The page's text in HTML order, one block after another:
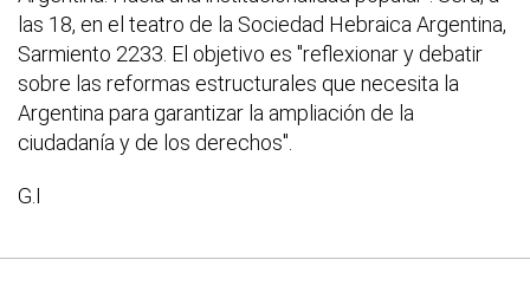
las 18, en el teatro de la Sociedad Hebraica Argentina,
Sarmiento 2233. El objetivo es "reflexionar y debatir
sobre las reformas estructurales que necesita la
Argentina para garantizar la ampliación de la
ciudadanía y de los derechos".
G.I